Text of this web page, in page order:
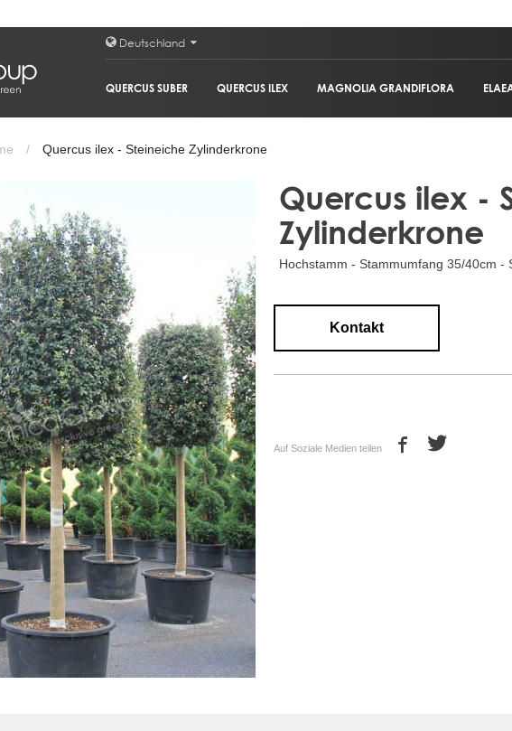
Deutschland
QUERCUS SUBER QUERCUS ILEX MAGNOLIA GRANDIFLORA
/ Quercus ilex - Steineiche Zylinderkrone
Quercus ilex -
Zylinderkrone
Hochstamm - Stammumfang 35/40cm
Kontakt
Auf Soziale Medien teilen